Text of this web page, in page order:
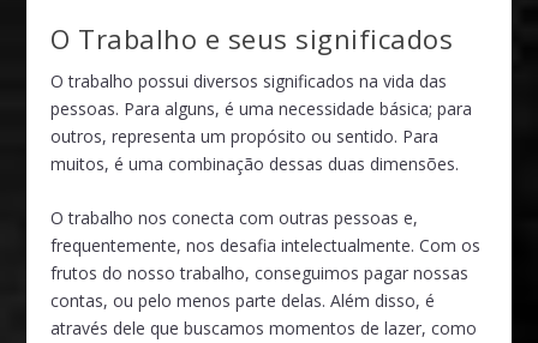
O Trabalho e seus significados
O trabalho possui diversos significados na vida das
pessoas. Para alguns, é uma necessidade básica; para
outros, representa um propósito ou sentido. Para
muitos, é uma combinação dessas duas dimensões.
O trabalho nos conecta com outras pessoas e,
frequentemente, nos desafia intelectualmente. Com os
frutos do nosso trabalho, conseguimos pagar nossas
contas, ou pelo menos parte delas. Além disso, é
através dele que buscamos momentos de lazer, como